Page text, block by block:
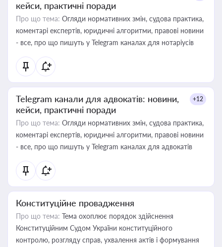
кейси, практичні поради
Про що тема: Огляди нормативних змін, судова практика,
коментарі експертів, юридичні алгоритми, правові новини
- все, про що пишуть у Telegram каналах для нотаріусів
Telegram канали для адвокатів: новини,
кейси, практичні поради
+12
Про що тема: Огляди нормативних змін, судова практика,
коментарі експертів, юридичні алгоритми, правові новини
- все, про що пишуть у Telegram каналах для адвокатів
Конституційне провадження
Про що тема: Тема охоплює порядок здійснення
Конституційним Судом України конституційного
контролю, розгляду справ, ухвалення актів і формування